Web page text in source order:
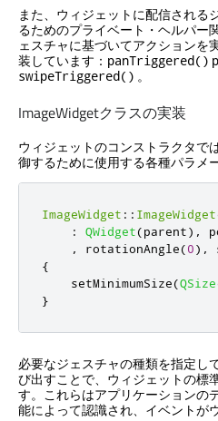
また、ウィジェットに配信される
るためのプライベート・ヘルパー
ェスチャに基づいてアクションを
装しています： panTriggered()
swipeTriggered() 。
ImageWidgetクラスの実装
ウィジェットのコンストラクタで
御するために使用する各種パラメ
ImageWidget :: ImageWidget
:
QWidget(parent) ,
,
rotationAngle(0) ,
{
    setMinimumSize
(QSize
}
必要なジェスチャの種類を指定し
び出すことで、ウィジェットの標
す。これらはアプリケーションの
能によって認識され、イベントが